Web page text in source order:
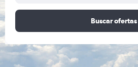
Buscar ofertas